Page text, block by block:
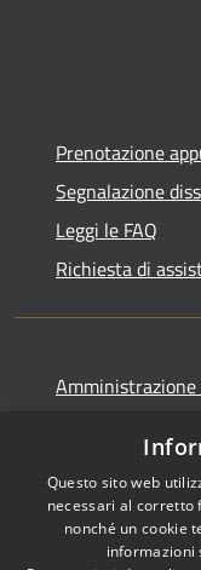
Prenotazione
Segnalazione
Leggi le FAQ
Richiesta di
Dichiarazione di
Questo sito web
necessari al corretto
nonché un cookie
informazioni